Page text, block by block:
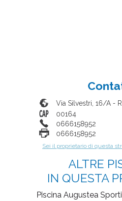
Via Silvestri, 16/A-
00164
0666158952
0666158952
Sei il proprietario di questa
ALTRE
IN QUESTA
Piscina Augustea